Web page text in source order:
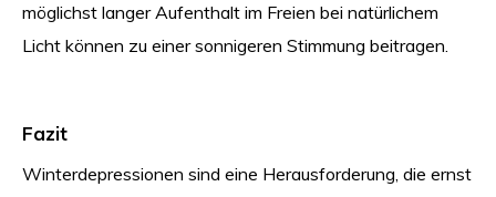
möglichst langer Aufenthalt im Freien bei natürlichem
Licht können zu einer sonnigeren Stimmung beitragen.
Fazit
Winterdepressionen sind eine Herausforderung, die ernst